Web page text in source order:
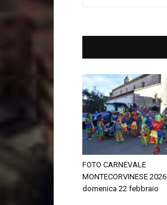
FOTO CARNEVALE
MONTECORVINESE 2026
domenica 22 febbraio